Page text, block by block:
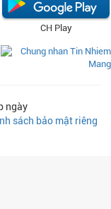
CH Play
ngày
sách bảo mật riêng